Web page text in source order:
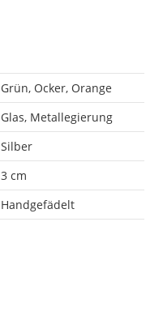
Grün, Ocker, Orange
Glas, Metallegierung
Silber
3 cm
Handgefädelt